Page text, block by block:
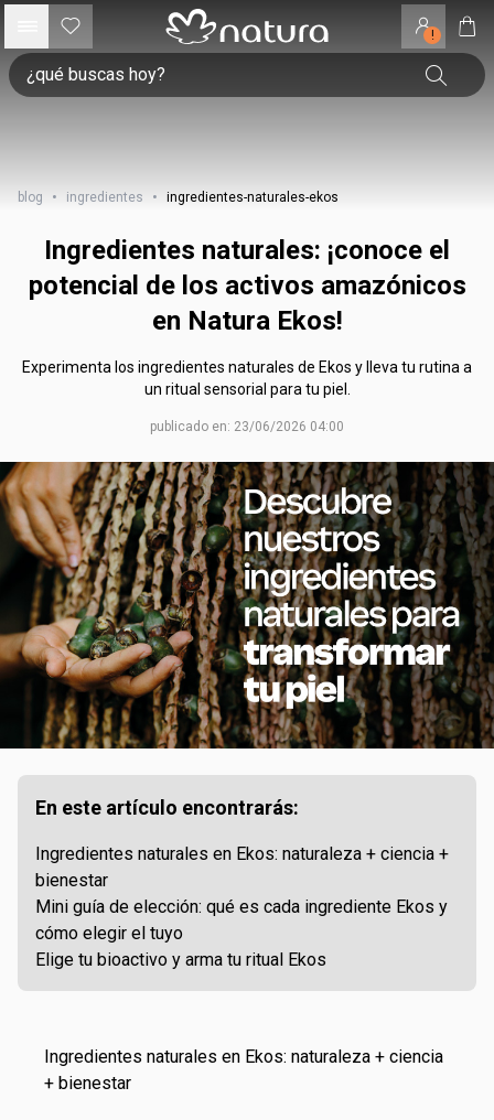
!
blog • ingredientes • ingredientes-naturales-ekos
Ingredientes naturales: ¡conoce el
potencial de los activos amazónicos
en Natura Ekos!
Experimenta los ingredientes naturales de Ekos y lleva tu rutina a
un ritual sensorial para tu piel.
publicado en: 23/06/2026 04:00
En este artículo encontrarás:
Ingredientes naturales en Ekos: naturaleza + ciencia +
bienestar
Mini guía de elección: qué es cada ingrediente Ekos y
cómo elegir el tuyo
Elige tu bioactivo y arma tu ritual Ekos
Ingredientes naturales en Ekos: naturaleza + ciencia
+ bienestar